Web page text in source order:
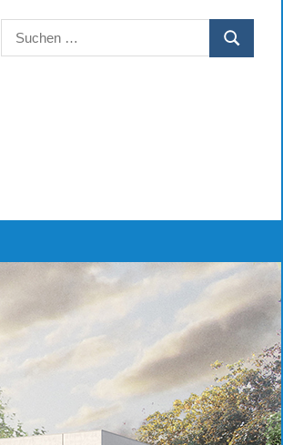
Suchen
nach:
SUCHEN